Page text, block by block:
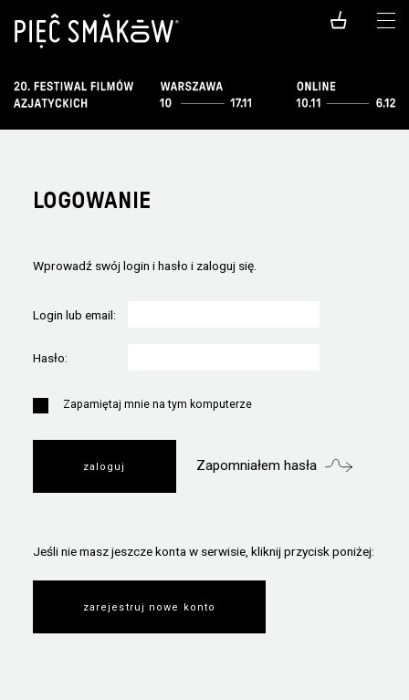
LOGOWANIE
Wprowadź swój login i hasło i zaloguj się.
Login lub email:
Hasło:
Zapamiętaj mnie na tym komputerze
Zapomniałem hasła
Jeśli nie masz jeszcze konta w serwisie, kliknij przycisk poniżej:
zarejestruj nowe konto